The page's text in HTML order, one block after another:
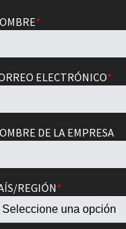
*
ELECTRÓNICO*
DE LA EMPRESA
REGIÓN*